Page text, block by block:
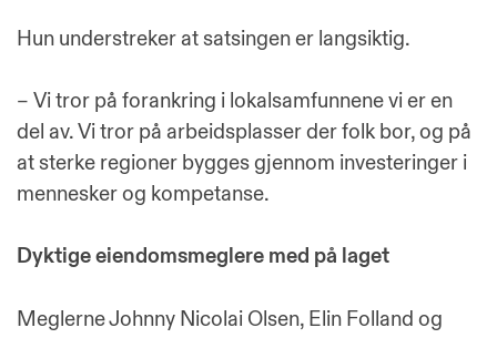
Hun understreker at satsingen er langsiktig.
– Vi tror på forankring i lokalsamfunnene vi er en
del av. Vi tror på arbeidsplasser der folk bor, og på
at sterke regioner bygges gjennom investeringer i
mennesker og kompetanse.
Dyktige eiendomsmeglere med på laget
Meglerne Johnny Nicolai Olsen, Elin Folland og